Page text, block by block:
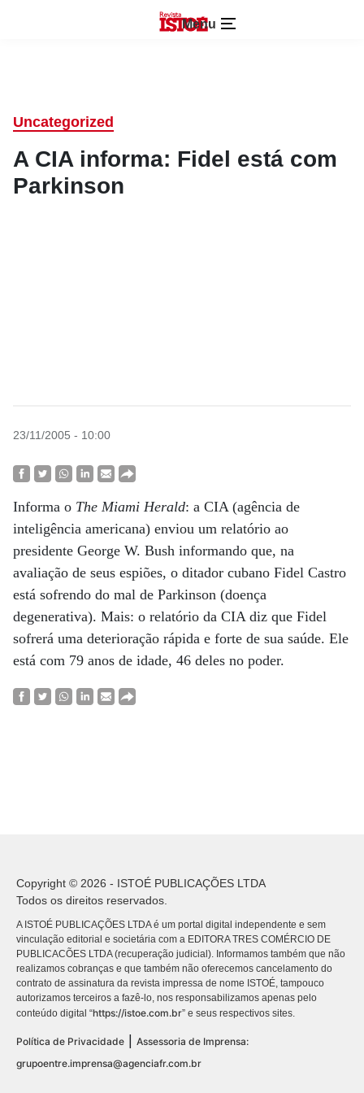
Menu
Uncategorized
A CIA informa: Fidel está com
Parkinson
23/11/2005 - 10:00
Informa o The Miami Herald: a CIA (agência de
inteligência americana) enviou um relatório ao
presidente George W. Bush informando que, na
avaliação de seus espiões, o ditador cubano Fidel Castro
está sofrendo do mal de Parkinson (doença
degenerativa). Mais: o relatório da CIA diz que Fidel
sofrerá uma deterioração rápida e forte de sua saúde. Ele
está com 79 anos de idade, 46 deles no poder.
Copyright © 2026 - ISTOÉ PUBLICAÇÕES LTDA
Todos os direitos reservados.
A ISTOÉ PUBLICAÇÕES LTDA é um portal digital independente e sem
vinculação editorial e societária com a EDITORA TRES COMÉRCIO DE
PUBLICACÕES LTDA (recuperação judicial). Informamos também que não
realizamos cobranças e que também não oferecemos cancelamento do
contrato de assinatura da revista impressa de nome ISTOÉ, tampouco
autorizamos terceiros a fazê-lo, nos responsabilizamos apenas pelo
conteúdo digital “https://istoe.com.br” e seus respectivos sites.
Política de Privacidade
Assessoria de Imprensa:
grupoentre.imprensa@agenciafr.com.br